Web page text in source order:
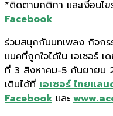
*ติดตามกติกา และเงื่อนไ
Facebook
ร่วมสนุกกับบทเพลง กิจกร
แบคที่ถูกใจได้ใน เอเซอร์ เ
ที่ 3 สิงหาคม-5 กันยายน
เติมได้ที่ เอเซอร์ ไทยแล
Facebook และ